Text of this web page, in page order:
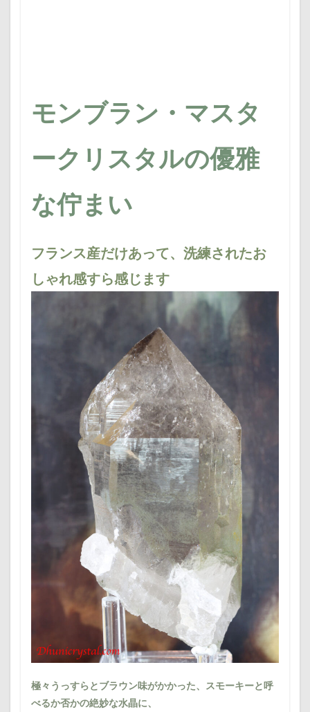
モンブラン・マスタ
ークリスタルの優雅
な佇まい
フランス産だけあって、洗練されたお
しゃれ感すら感じます
極々うっすらとブラウン味がかかった、スモーキーと呼
べるか否かの絶妙な水晶に、